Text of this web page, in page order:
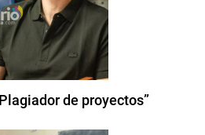
de proyectos”